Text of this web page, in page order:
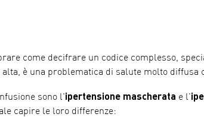
come decifrare un codice complesso,
è una problematica di salute molto diffusa
sono l'ipertensione mascherata e l'
capire le loro differenze: